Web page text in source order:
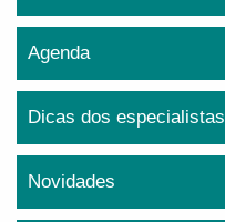
Agenda
Dicas dos especialistas
Novidades